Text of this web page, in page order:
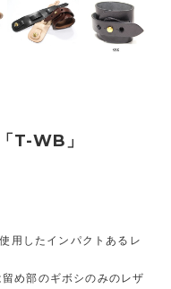
T-WB」
用したインパクトあるレ
め部のギボシのみのレザ